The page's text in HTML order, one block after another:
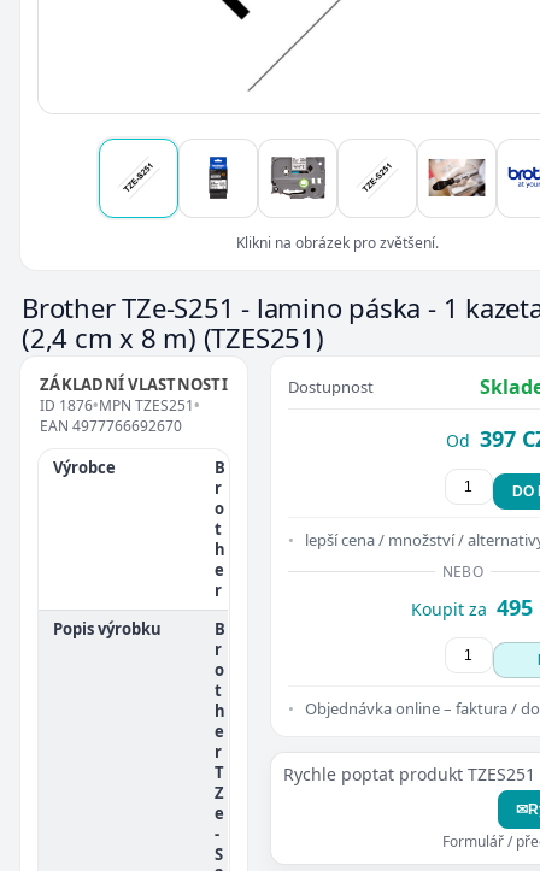
Klikni na obrázek pro zvětšení.
Brother TZe-S251 - lamino páska - 1
(2,4 cm x 8 m) (TZES251)
ZÁKLADNÍ VLASTNOSTI
ID 1876•MPN TZES251•
EAN 4977766692670
Výrobce
B
r
o
t
h
e
r
Popis výrobku
B
r
o
t
h
e
r
T
Z
e
-
S
Dostupnost
Od 397
DO
lepší cena / množství /
NEBO
Koupit za 495
Objednávka online – faktura /
Rychle poptat produkt TZES251
✉
Formulář /